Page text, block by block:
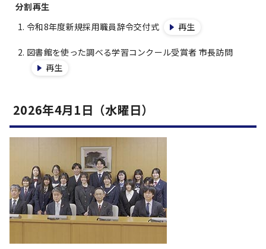
分割再生
令和8年度新規採用職員辞令交付式
再生
図書館を使った調べる学習コンクール受賞者 市長訪問
再生
2026年4月1日（水曜日）